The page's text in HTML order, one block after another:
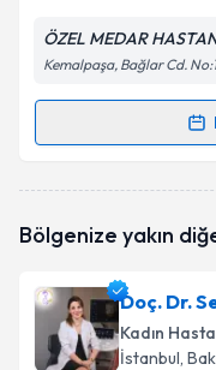
ÖZEL MEDAR
Kemalpaşa, Bağlar Cd.
Randevu
oluşturun. Size bu
E-posta
Bölgenize yakın
Doç. Dr.
Kadın
İstanbul,